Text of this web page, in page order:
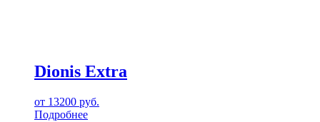
Dionis Extra
от 13200 руб.
Подробнее